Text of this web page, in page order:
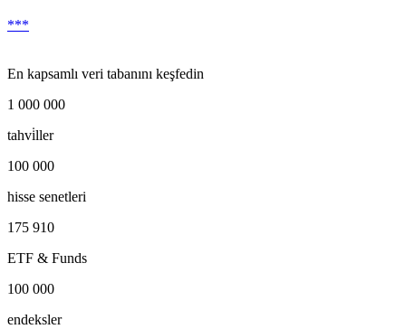
***
En kapsamlı veri tabanını keşfedin
1 000 000
tahvi̇ller
100 000
hisse senetleri
175 910
ETF & Funds
100 000
endeksler